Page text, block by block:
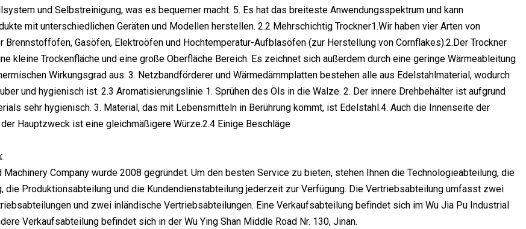
und Selbstreinigung, was es bequemer macht. 5. Es hat das breiteste Anwendungsspektrum und kann
mit unterschiedlichen Geräten und Modellen herstellen. 2.2 Mehrschichtig Trockner1.Wir haben vier Arten von
Brennstofföfen, Gasöfen, Elektroöfen und Hochtemperatur-Aufblasöfen (zur Herstellung von Cornflakes).2.Der Trockner
kleine Trockenfläche und eine große Oberfläche Bereich. Es zeichnet sich außerdem durch eine geringe Wärmeableitung
Wirkungsgrad aus. 3. Netzbandförderer und Wärmedämmplatten bestehen alle aus Edelstahlmaterial, wodurch
und hygienisch ist. 2.3 Aromatisierungslinie 1. Sprühen des Öls in die Walze. 2. Der innere Drehbehälter ist aufgrund
sehr hygienisch. 3. Material, das mit Lebensmitteln in Berührung kommt, ist Edelstahl.4. Auch die Innenseite der
Hauptzweck ist eine gleichmäßigere Würze.2.4 Einige Beschläge
Machinery Company wurde 2008 gegründet. Um den besten Service zu bieten, stehen Ihnen die Technologieabteilung, die
die Produktionsabteilung und die Kundendienstabteilung jederzeit zur Verfügung. Die Vertriebsabteilung umfasst zwei
und zwei inländische Vertriebsabteilungen. Eine Verkaufsabteilung befindet sich im Wu Jia Pu Industrial
Verkaufsabteilung befindet sich in der Wu Ying Shan Middle Road Nr. 130, Jinan.